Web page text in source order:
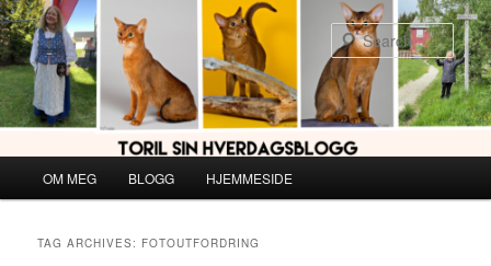
Skip
to
primary
content
Skip
to
secondary
content
OM MEG BLOGG HJEMMESIDE
TAG ARCHIVES: FOTOUTFORDRING